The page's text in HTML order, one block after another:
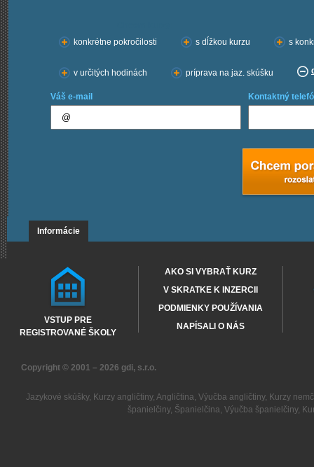
konkrétne pokročilosti
s dĺžkou kurzu s
v určitých hodinách príprava na jaz. skúšku
Váš e-mail Kontaktný
Informácie
VSTUP PRE
REGISTROVANÉ ŠKOLY
AKO SI VYBRAŤ KURZ
V SKRATKE K INZERCII
PODMIENKY POUŽÍVANIA
NAPÍSALI O NÁS
Copyright © 2001 – 2026 gdi, s.r.o.
Jazykové skúšky, Kurzy angličtiny, Angličtina, Výučba angličtiny, Kurzy
španielčiny, Španielčina, Výučba španielčiny,